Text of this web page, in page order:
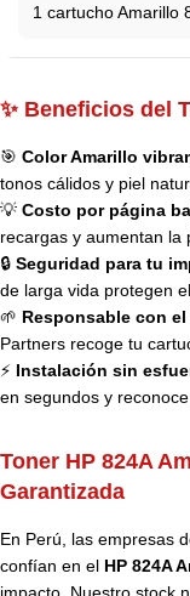
1 cartucho Amarillo
✨ Beneficios del
🎯 Color Amarillo
tonos cálidos y piel
💡 Costo por página
recargas y aumentan la
🔒 Seguridad para tu
de larga vida protegen
🌱 Responsable con
Partners recoge tu
⚡ Instalación sin
en segundos y
Toner HP 824A
Garantizada
En Perú, las empresas
confían en el HP 824A